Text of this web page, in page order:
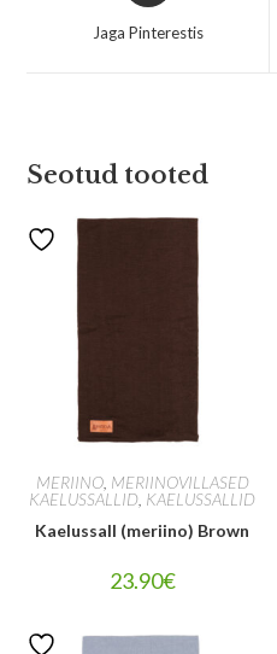
Jaga Pinterestis
Seotud tooted
MERIINO, MERIINOVILLASED
KAELUSSALLID KAELUSSALLID
Kaelussall (meriino) Brown
23.90€